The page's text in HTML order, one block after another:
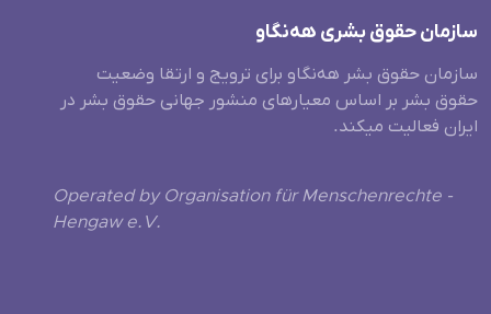
سازمان حقوق بشری هەنگاو
سازمان حقوق بشر هه‌نگاو برای ترویج و ارتقا وضعیت
حقوق بشر بر اساس معیارهای منشور جهانی حقوق بشر در
ایران فعالیت میکند.
Operated by Organisation für Menschenrechte -
Hengaw e.V.